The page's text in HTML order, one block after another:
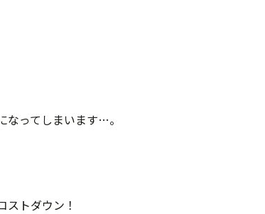
なってしまいます…。
トダウン！